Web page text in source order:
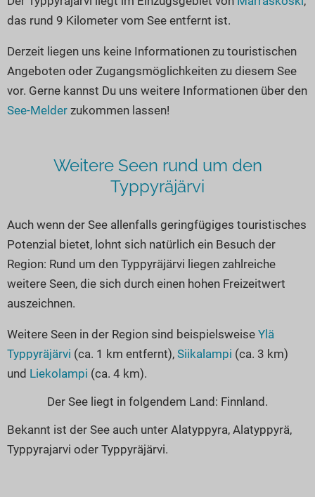
Glamping
Seen in Europa
Österreich
Schweiz
Frankreich
Niederlande
alle Länder…
das rund 9 Kilometer vom See entfernt ist.
Derzeit liegen uns keine Informationen zu touristischen
Angeboten oder Zugangsmöglichkeiten zu diesem See
vor. Gerne kannst Du uns weitere Informationen über den
See-Melder zukommen lassen!
Weitere Seen rund um den
Typpyräjärvi
Auch wenn der See allenfalls geringfügiges touristisches
Potenzial bietet, lohnt sich natürlich ein Besuch der
Region: Rund um den Typpyräjärvi liegen zahlreiche
weitere Seen, die sich durch einen hohen Freizeitwert
auszeichnen.
Weitere Seen in der Region sind beispielsweise Ylä
Typpyräjärvi (ca. 1 km entfernt), Siikalampi (ca. 3 km)
und Liekolampi (ca. 4 km).
Der See liegt in folgendem Land: Finnland.
Bekannt ist der See auch unter Alatyppyra, Alatyppyrä,
Typpyrajarvi oder Typpyräjärvi.